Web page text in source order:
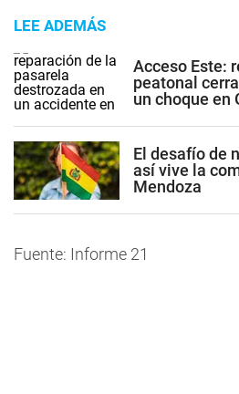
LEE ADEMÁS
Acceso Este:
peatonal
un choque en
El desafío de
así vive la
Mendoza
Fuente: Informe 21